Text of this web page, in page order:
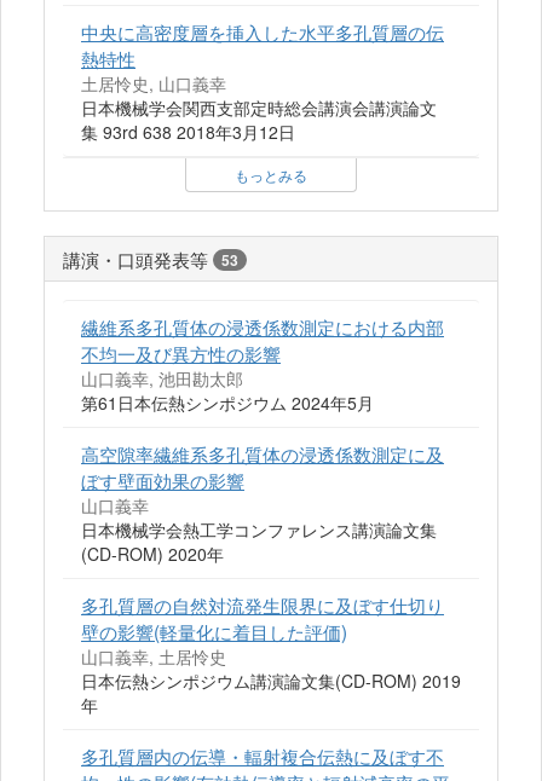
中央に高密度層を挿入した水平多孔質層の伝
熱特性
土居怜史, 山口義幸
日本機械学会関西支部定時総会講演会講演論文
集 93rd 638 2018年3月12日
もっとみる
講演・口頭発表等 53
繊維系多孔質体の浸透係数測定における内部
不均一及び異方性の影響
山口義幸, 池田勘太郎
第61日本伝熱シンポジウム 2024年5月
高空隙率繊維系多孔質体の浸透係数測定に及
ぼす壁面効果の影響
山口義幸
日本機械学会熱工学コンファレンス講演論文集
(CD-ROM) 2020年
多孔質層の自然対流発生限界に及ぼす仕切り
壁の影響(軽量化に着目した評価)
山口義幸, 土居怜史
日本伝熱シンポジウム講演論文集(CD-ROM) 2019
年
多孔質層内の伝導・輻射複合伝熱に及ぼす不